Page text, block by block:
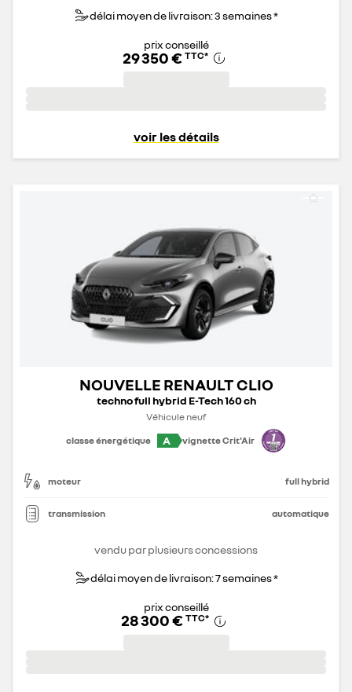
délai moyen de livraison: 3 semaines *
prix conseillé
29 350 € TTC*
voir les détails
NOUVELLE RENAULT CLIO
techno full hybrid E-Tech 160 ch
Véhicule neuf
classe énergétique
A vignette Crit'Air
moteur full hybrid
transmission automatique
vendu par plusieurs concessions
délai moyen de livraison: 7 semaines *
prix conseillé
28 300 € TTC*